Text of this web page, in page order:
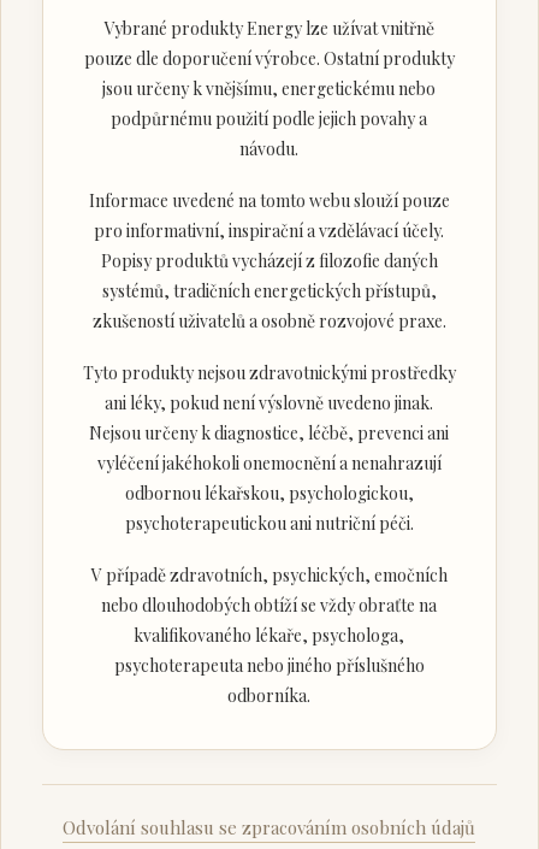
Vybrané produkty Energy lze užívat vnitřně
pouze dle doporučení výrobce. Ostatní produkty
jsou určeny k vnějšímu, energetickému nebo
podpůrnému použití podle jejich povahy a
návodu.
Informace uvedené na tomto webu slouží pouze
pro informativní, inspirační a vzdělávací účely.
Popisy produktů vycházejí z filozofie daných
systémů, tradičních energetických přístupů,
zkušeností uživatelů a osobně rozvojové praxe.
Tyto produkty nejsou zdravotnickými prostředky
ani léky, pokud není výslovně uvedeno jinak.
Nejsou určeny k diagnostice, léčbě, prevenci ani
vyléčení jakéhokoli onemocnění a nenahrazují
odbornou lékařskou, psychologickou,
psychoterapeutickou ani nutriční péči.
V případě zdravotních, psychických, emočních
nebo dlouhodobých obtíží se vždy obraťte na
kvalifikovaného lékaře, psychologa,
psychoterapeuta nebo jiného příslušného
odborníka.
Odvolání souhlasu se zpracováním osobních údajů